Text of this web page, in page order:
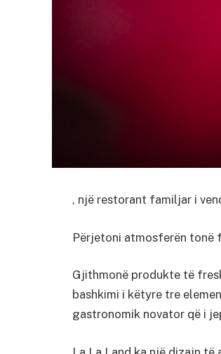
, një restorant familjar i
Përjetoni atmosferën tonë
Gjithmonë produkte të
bashkimi i këtyre tre
gastronomik novator që i